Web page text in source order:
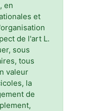
en
et
de l'art L.
sous
tous
valeur
la
de